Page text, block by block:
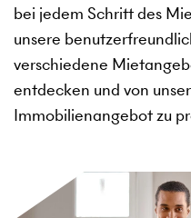
bei jedem Schritt des
unsere
verschiedene
entdecken und von
Immobilienangebot zu